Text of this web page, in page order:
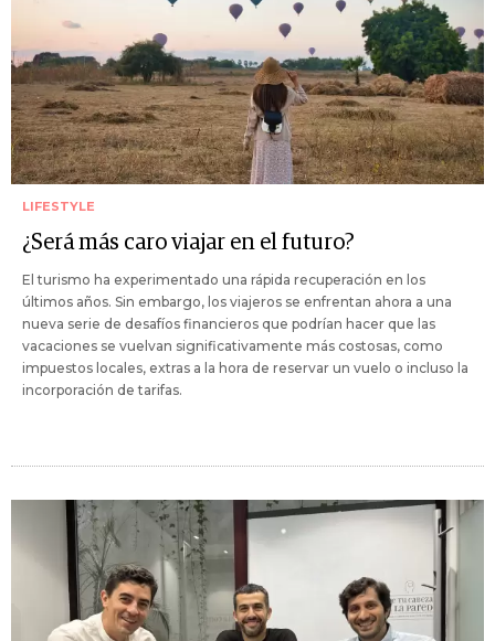
LIFESTYLE
¿Será más caro viajar en el futuro?
El turismo ha experimentado una rápida recuperación en los
últimos años. Sin embargo, los viajeros se enfrentan ahora a una
nueva serie de desafíos financieros que podrían hacer que las
vacaciones se vuelvan significativamente más costosas, como
impuestos locales, extras a la hora de reservar un vuelo o incluso la
incorporación de tarifas.